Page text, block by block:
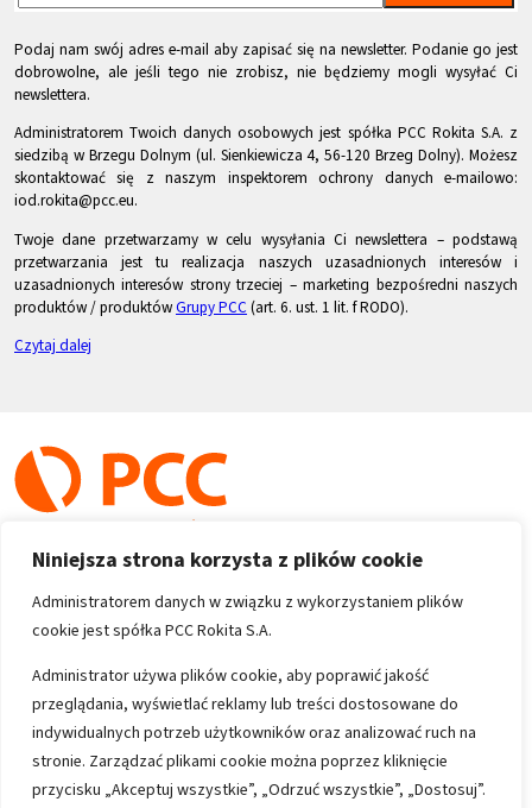
Niniejsza strona korzysta z plików cookie
Administratorem danych w związku z wykorzystaniem plików
cookie jest spółka PCC Rokita S.A.
Administrator używa plików cookie, aby poprawić jakość
przeglądania, wyświetlać reklamy lub treści dostosowane do
indywidualnych potrzeb użytkowników oraz analizować ruch na
stronie. Zarządzać plikami cookie można poprzez kliknięcie
przycisku „Akceptuj wszystkie”, „Odrzuć wszystkie”, „Dostosuj”.
Podaj nam swój adres e-mail aby zapisać się na newsletter. Podanie go jest
dobrowolne, ale jeśli tego nie zrobisz, nie będziemy mogli wysyłać Ci
newslettera.
Administratorem Twoich danych osobowych jest spółka PCC Rokita S.A. z
siedzibą w Brzegu Dolnym (ul. Sienkiewicza 4, 56-120 Brzeg Dolny). Możesz
skontaktować się z naszym inspektorem ochrony danych e-mailowo:
iod.rokita@pcc.eu.
Twoje dane przetwarzamy w celu wysyłania Ci newslettera – podstawą
przetwarzania jest tu realizacja naszych uzasadnionych interesów i
uzasadnionych interesów strony trzeciej – marketing bezpośredni naszych
produktów / produktówGrupy PCC (art. 6. ust. 1 lit. f RODO).
Czytaj dalej
Copyright 1996-2026
Wszystkie prawa zastrzeżone
Informacje